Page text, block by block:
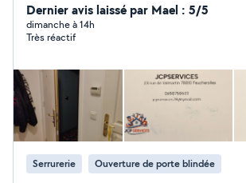
métier, chaque projet est unique et
maîtrisé. Confiez-nous vos envies, et
avec passion ! Regardez dans les photos pour en savoir
Dernier avis laissé par Mael : 5/5
dimanche à 14h
Très réactif
Serrurerie Ouverture de porte blindée